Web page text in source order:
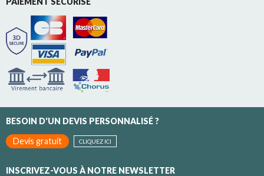
BESOIN D'UN DEVIS PERSONNALISÉ ?
Devis gratuit
CLIQUEZ ICI
INSCRIVEZ-VOUS À NOTRE NEWSLETTER